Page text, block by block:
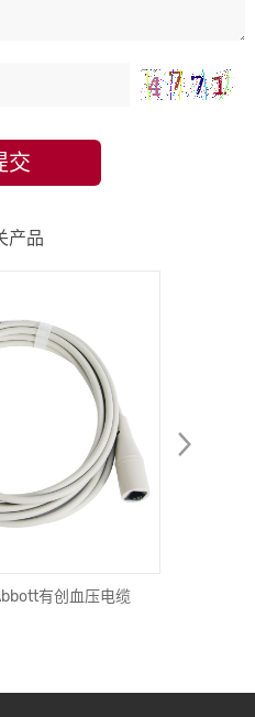
交
产品
有创血压电缆